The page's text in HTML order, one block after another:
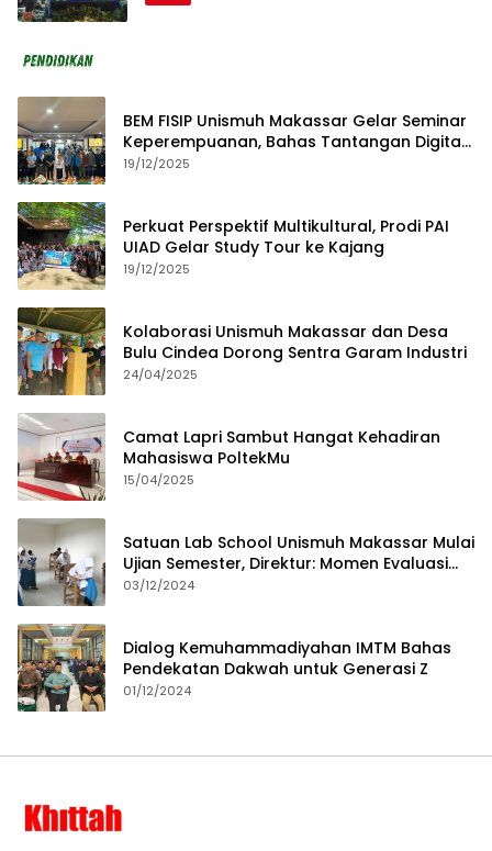
BEM FISIP Unismuh Makassar Gelar Seminar
Keperempuanan, Bahas Tantangan Digital
dan Budaya Lokal
19/12/2025
Perkuat Perspektif Multikultural, Prodi PAI
UIAD Gelar Study Tour ke Kajang
19/12/2025
Kolaborasi Unismuh Makassar dan Desa
Bulu Cindea Dorong Sentra Garam Industri
24/04/2025
Camat Lapri Sambut Hangat Kehadiran
Mahasiswa PoltekMu
15/04/2025
Satuan Lab School Unismuh Makassar Mulai
Ujian Semester, Direktur: Momen Evaluasi
Proses Pembelajaran
03/12/2024
Dialog Kemuhammadiyahan IMTM Bahas
Pendekatan Dakwah untuk Generasi Z
01/12/2024